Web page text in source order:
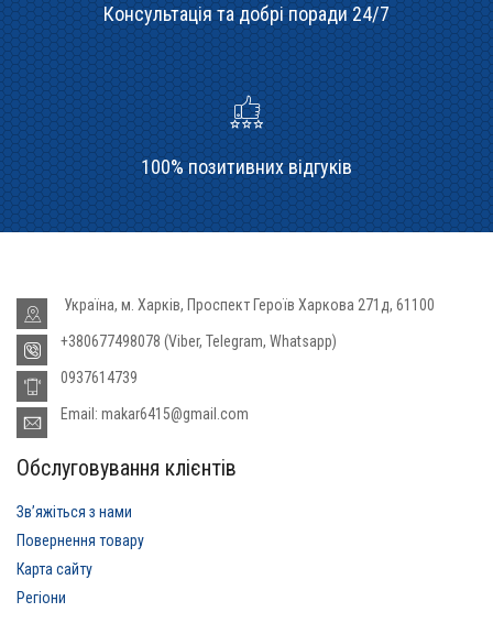
Консультація та добрі поради 24/7
100% позитивних відгуків
Україна, м. Харків, Проспект Героїв Харкова 271д, 61100
+380677498078 (Viber, Telegram, Whatsapp)
0937614739
Email: makar6415@gmail.com
Обслуговування клієнтів
Звʼяжіться з нами
Повернення товару
Карта сайту
Регіони